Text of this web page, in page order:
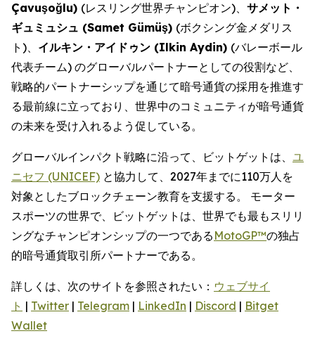
Çavuşoğlu) (レスリング世界チャンピオン)、 サメット・
ギュミュシュ (Samet Gümüş) (ボクシング金メダリス
ト)、 イルキン・アイドゥン (Ilkin Aydin) (バレーボール
代表チーム) のグローバルパートナーとしての役割など、
戦略的パートナーシップを通じて暗号通貨の採用を推進す
る最前線に立っており、世界中のコミュニティが暗号通貨
の未来を受け入れるよう促している。
グローバルインパクト戦略に沿って、ビットゲットは、 ユ
ニセフ (UNICEF) と協力して、2027年までに110万人を
対象としたブロックチェーン教育を支援する。 モーター
スポーツの世界で、ビットゲットは、世界でも最もスリリ
ングなチャンピオンシップの一つである MotoGP™の独占
的暗号通貨取引所パートナーである。
詳しくは、次のサイトを参照されたい： ウェブサイ
ト | Twitter | Telegram | LinkedIn | Discord | Bitget
Wallet